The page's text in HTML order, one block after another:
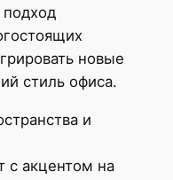
новые
стиль офиса.
и
с акцентом на